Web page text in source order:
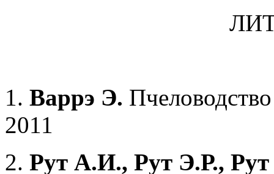
1. Варрэ Э.
2011
2. Рут А.И., Рут Э.Р.,